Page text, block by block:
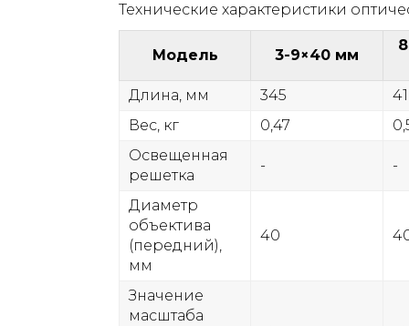
Технические характеристики
Модель 3-9×40 мм
Длина, мм 345
Вес, кг
0,47
Освещенная
решетка
- -
Диаметр
объектива
(передний),
мм
40
Значение
масштаба